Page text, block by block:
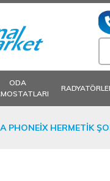
ODA
PHONEİX HERMETİK